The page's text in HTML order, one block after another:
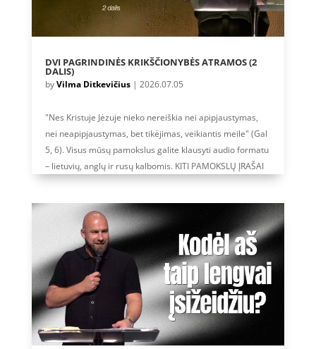
DVI PAGRINDINĖS KRIKŠČIONYBĖS ATRAMOS (2
DALIS)
byVilma Ditkevičius| 2026.07.05
"Nes Kristuje Jėzuje nieko nereiškia nei apipjaustymas,
nei neapipjaustymas, bet tikėjimas, veikiantis meile" (Gal
5, 6). Visus mūsų pamokslus galite klausyti audio formatu
– lietuvių, anglų ir rusų kalbomis. KITI PAMOKSLŲ ĮRAŠAI